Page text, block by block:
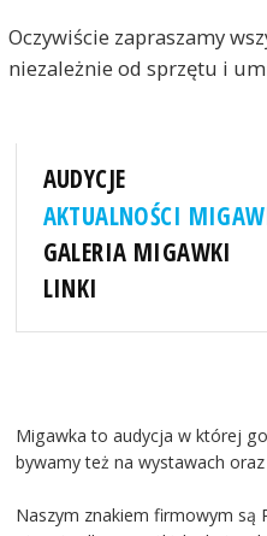
Oczywiście zapraszamy
niezależnie od sprzętu i
AUDYCJE
AKTUALNOŚCI
GALERIA MIGAWKI
LINKI
Migawka to audycja w której
bywamy też na wystawach
Naszym znakiem firmowym są